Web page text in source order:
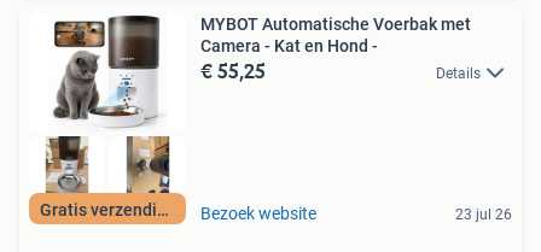
Gratis verzending
MYBOT Automatische Voerbak met
Camera - Kat en Hond -
€ 55,25 Details
Bezoek website 23 jul 26